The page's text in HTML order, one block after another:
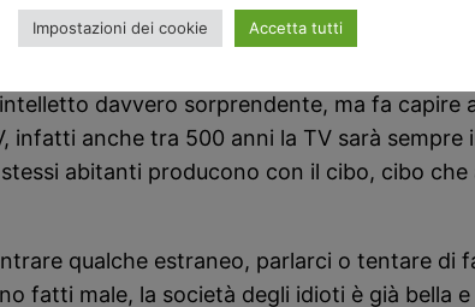
ufficio, parlato o tentato di parlare
ed appuntamenti in altri uffici, la solita
davvero sorprendente, ma fa capire
anche tra 500 anni la TV sarà
abitanti producono con il cibo, cibo
qualche estraneo, parlarci o tentare di
fatti male, la società degli idioti è già bella
Impostazioni dei cookie Accetta tutti